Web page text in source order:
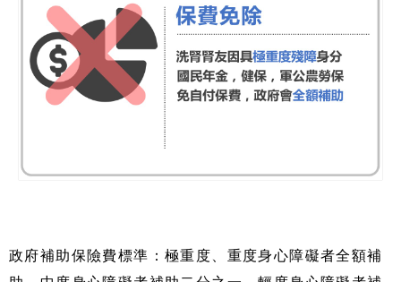
政府補助保險費標準：極重度、重度身心障礙者全額補